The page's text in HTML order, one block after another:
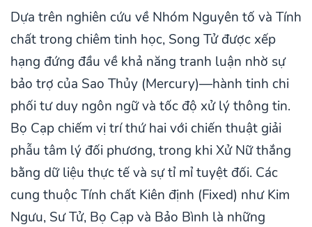
Dựa trên nghiên cứu về Nhóm Nguyên tố và Tính
chất trong chiêm tinh học, Song Tử được xếp
hạng đứng đầu về khả năng tranh luận nhờ sự
bảo trợ của Sao Thủy (Mercury)—hành tinh chi
phối tư duy ngôn ngữ và tốc độ xử lý thông tin.
Bọ Cạp chiếm vị trí thứ hai với chiến thuật giải
phẫu tâm lý đối phương, trong khi Xử Nữ thắng
bằng dữ liệu thực tế và sự tỉ mỉ tuyệt đối. Các
cung thuộc Tính chất Kiên định (Fixed) như Kim
Ngưu, Sư Tử, Bọ Cạp và Bảo Bình là những